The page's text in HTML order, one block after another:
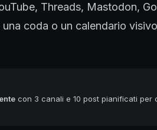
Threads, Mastodon,
coda o un calendario
con 3 canali e 10 post pianificati